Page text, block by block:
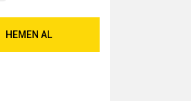
HEMEN AL